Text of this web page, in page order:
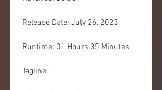
Release Date: July 26, 2023
Runtime: 01 Hours 35 Minutes
Tagline: